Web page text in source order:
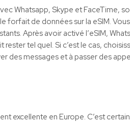
Whatsapp, Skype et FaceTime,
forfait de données sur la eSIM.
Après avoir activé l’eSIM,
tel quel. Si c’est le cas,
des messages et à passer des
excellente en Europe. C’est